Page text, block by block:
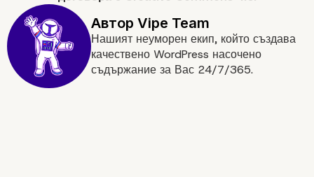
Нашият неуморен екип, който създава
качествено WordPress насочено
съдържание за Вас 24/7/365.